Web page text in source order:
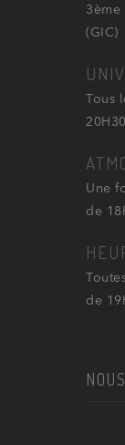
3ème
(GIC)
Tous
20H30
Une
de
de